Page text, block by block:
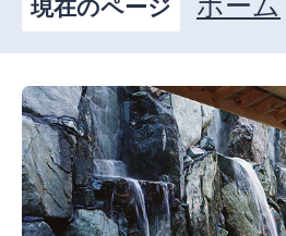
現在のページ ホーム
観
光